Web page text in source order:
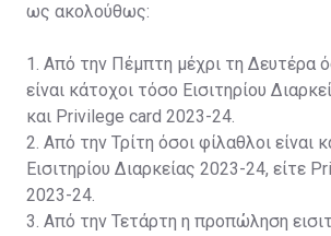
ως ακολούθως:
1. Από την Πέμπτη μέχρι τη Δευτέρα
είναι κάτοχοι τόσο Εισιτηρίου
και Privilege card 2023-24.
2. Από την Τρίτη όσοι φίλαθλοι είναι
Εισιτηρίου Διαρκείας 2023-24, είτε
2023-24.
3. Από την Τετάρτη η προπώληση